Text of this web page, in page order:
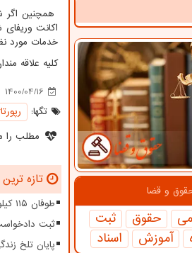
و قضا
حقوق
ثبت
آموزش اسناد
همچنین اگر
اکانت
خدمات مورد
کلیه علاقه
1400/04/16
تگها:
مطلب را
تازه
طوفان ۱۱۵ کیلومتری در سیستان
ثبت
پایان تلخ زندگی نوجوان